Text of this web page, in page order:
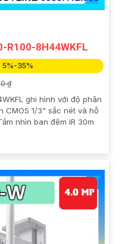
R100-8H44WKFL
5%-35%
₫
ghi hình với độ phân
CMOS 1/3" sắc nét và hỗ
nhìn ban đêm IR 30m